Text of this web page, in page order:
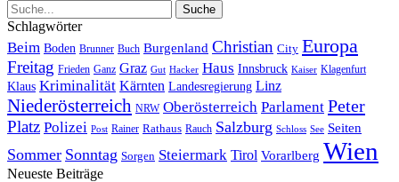
Schlagwörter
Beim Boden Brunner Buch Burgenland Christian City Europa
Freitag Frieden Ganz Graz Gut Hacker Haus Innsbruck Kaiser Klagenfurt
Klaus Kriminalität Kärnten Landesregierung Linz
Niederösterreich NRW Oberösterreich Parlament Peter
Platz Polizei Post Rainer Rathaus Rauch Salzburg Schloss See Seiten
Sommer Sonntag Sorgen Steiermark Tirol Vorarlberg Wien
Neueste Beiträge